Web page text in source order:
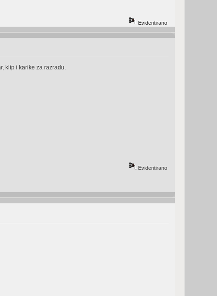
Evidentirano
klip i karike za razradu.
Evidentirano